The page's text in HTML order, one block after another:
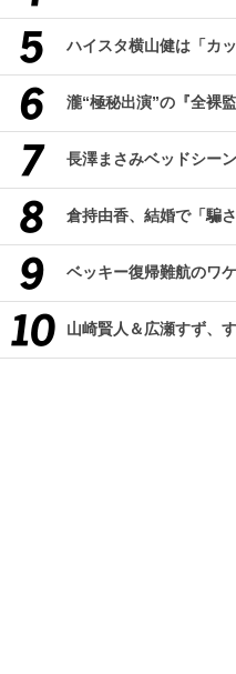
ハイスタ横山健は「カ
瀧“極秘出演”の『全裸
長澤まさみベッドシー
倉持由香、結婚で「騙
ベッキー復帰難航のワケ
山崎賢人＆広瀬すず、